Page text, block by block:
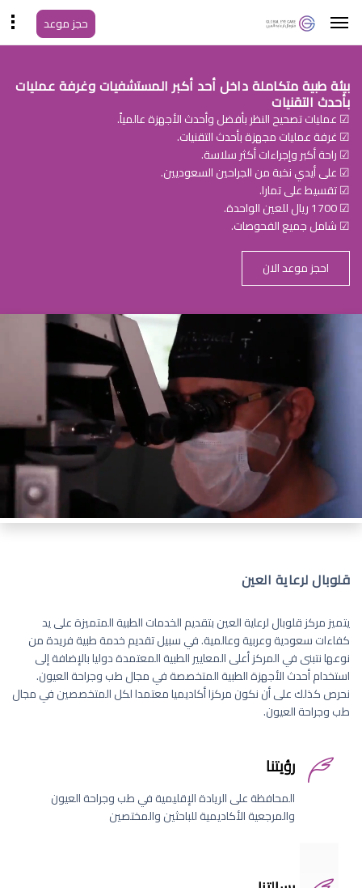
حجز موعد
بيئة طبية متكاملة داخل أحد أكبر المستشفيات وغرفة عمليات
بأحدث التقنيات
☑ عمليات تصحيح النظر بأفضل وأحدث الأجهزة عالمياً.
☑ غرفة عمليات مجهزة بأحدث التقنيات.
☑ راحة أكبر وإجراءات أكثر سلاسة.
☑ على أيدي نخبة من الجراحين السعوديين.
☑ تقسيط على تمارا.
☑ 1700 ريال للعين الواحدة.
☑ شامل جميع الفحوصات.
احجز موعد الان
قلوبال لرعاية العين
يتميز مركز قلوبال لرعاية العين بتقديم الخدمات الطبية المتميزة على يد
كفاءات سعودية وعربية وعالمية. في سبيل تقديم خدمة طبية فريدة من
نوعها نتبنى في المركز أعلى المعايير الطبية المعتمدة دوليا بالإضافة إلى
استخدام أحدث الأجهزة الطبية المتخصصة في مجال طب وجراحة العيون.
نحرص كذلك على أن نكون مركزا أكاديميا معتمدا لكل المتخصصين في مجال
طب وجراحة العيون.
رؤيتنا
المحافظة على الريادة الإقليمية في طب وجراحة العيون
والمرجعية الأكاديمية للباحثين والمختصين